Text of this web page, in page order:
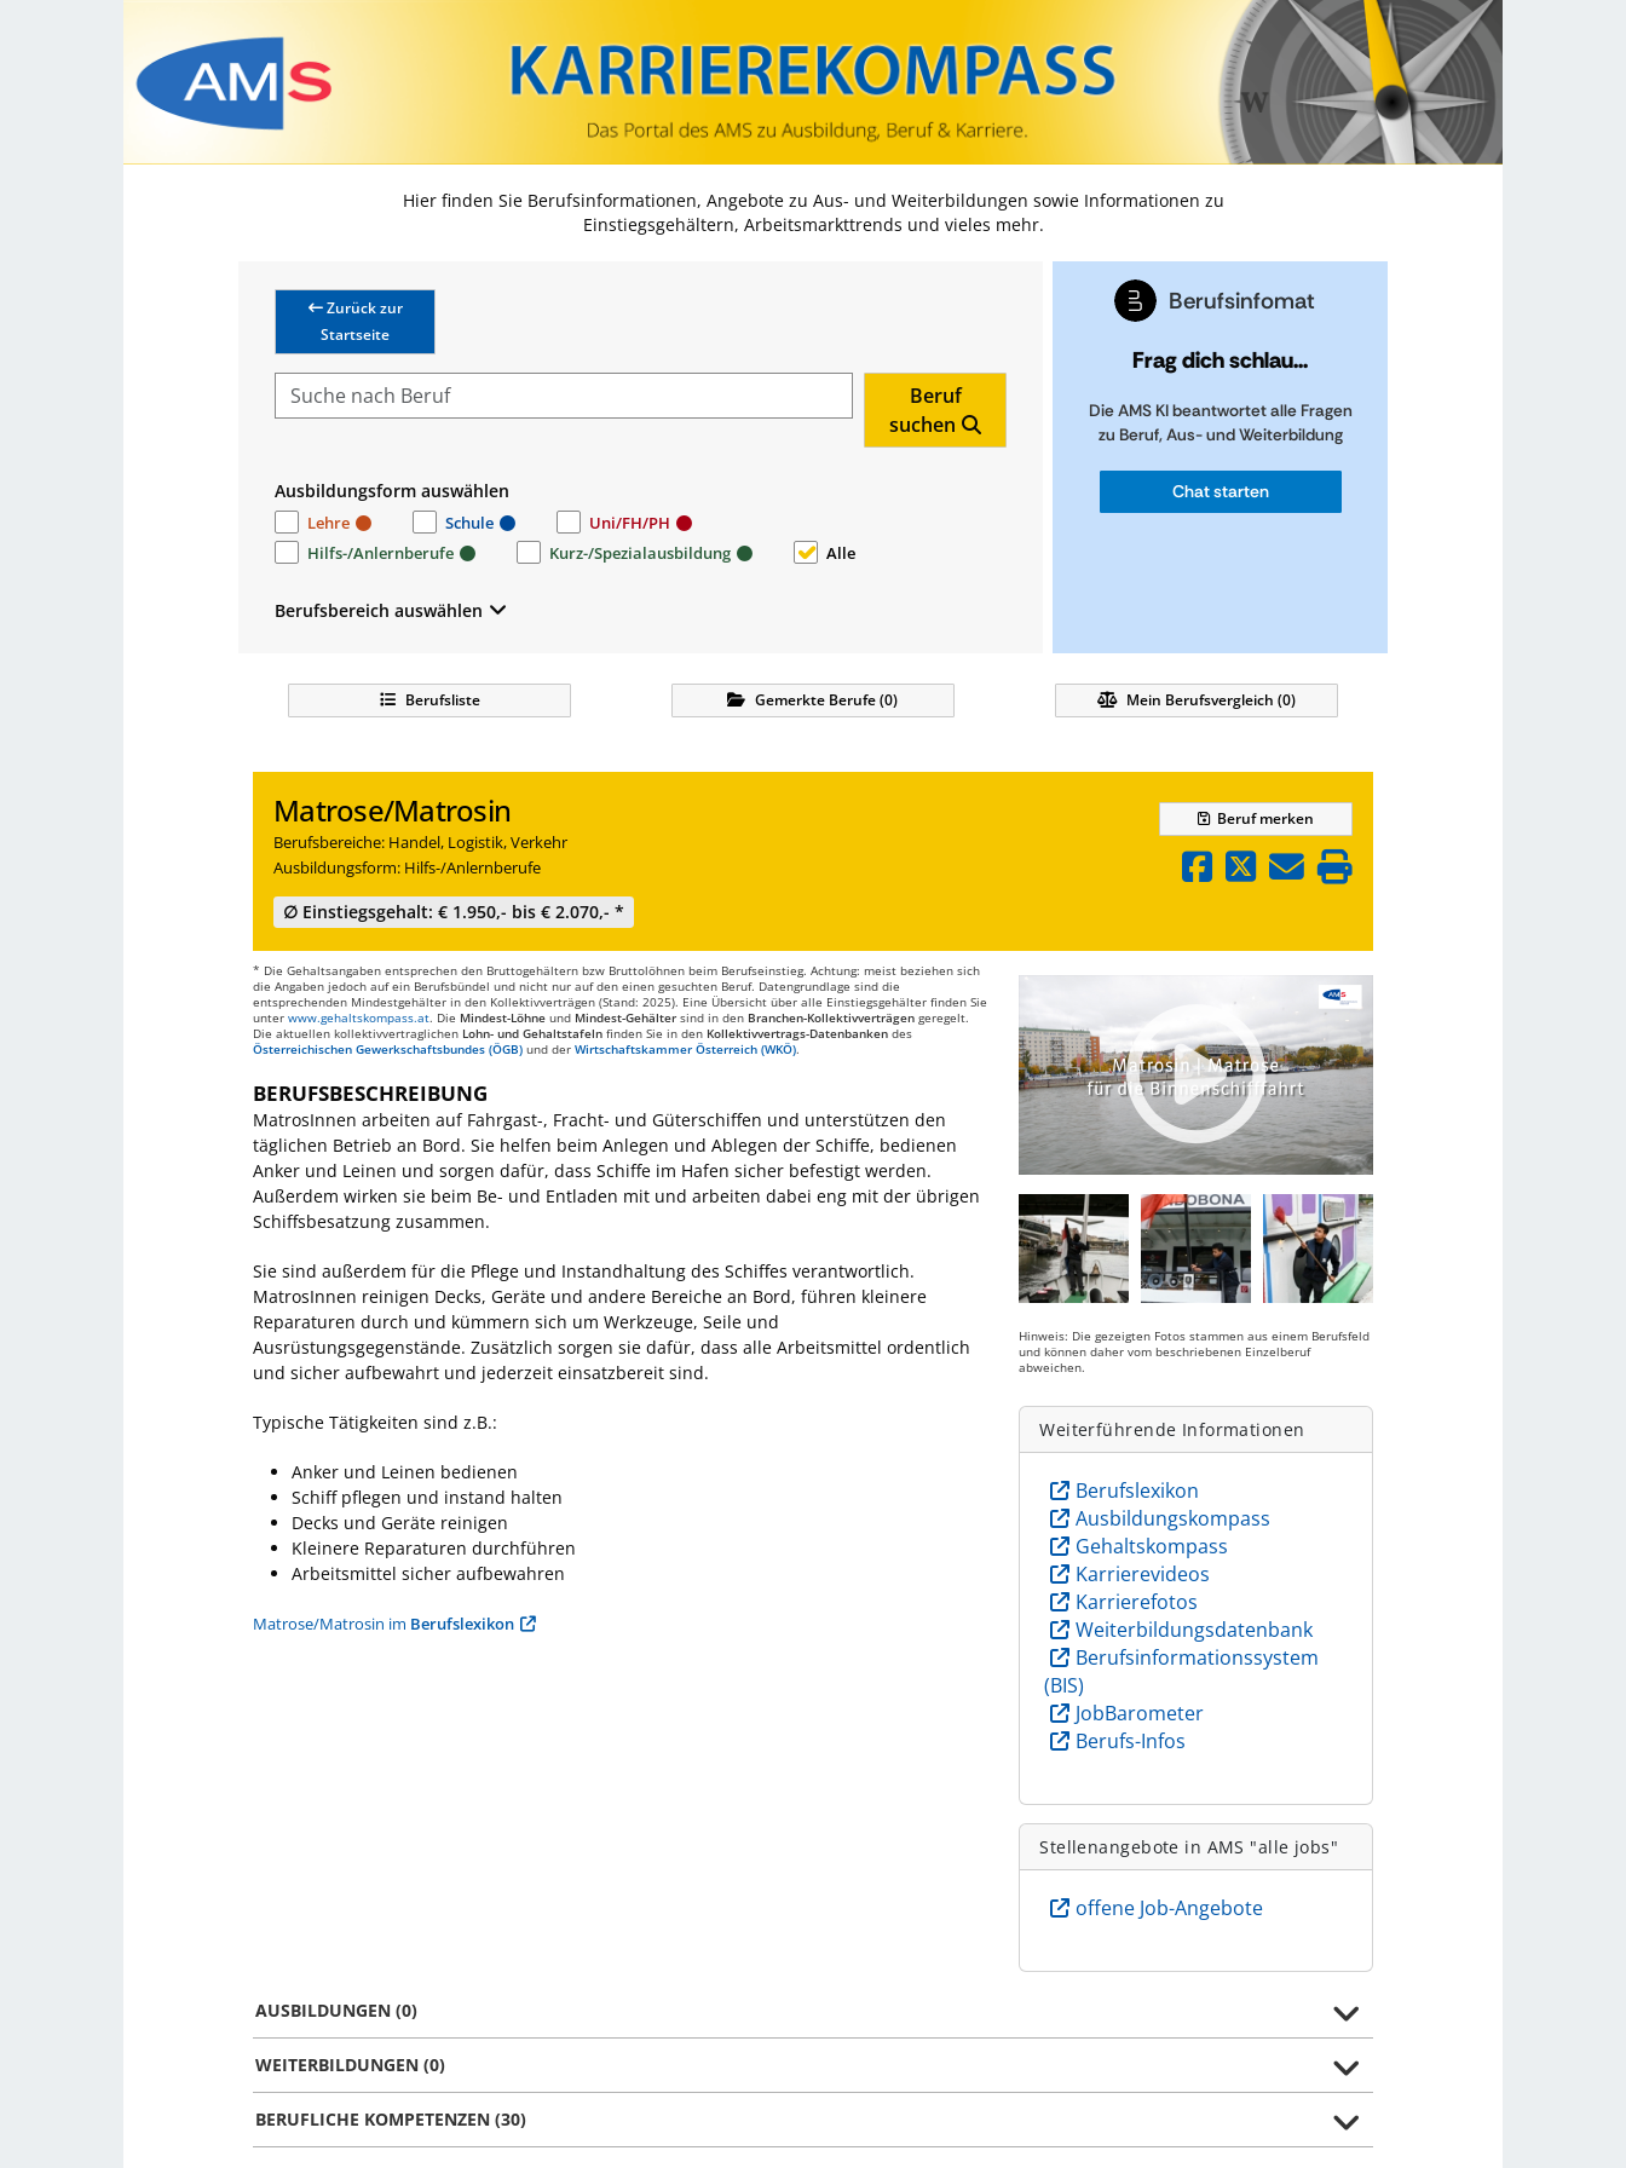
Zum Inhalt springen
Zum Navmenü springen
Zur Suche springen
Zur Footer springen
Hier finden Sie Berufsinformationen, Angebote zu Aus- und Weiterbildungen sowie Informationen zu
Einstiegsgehältern, Arbeitsmarkttrends und vieles mehr.
Zurück zur
Startseite
Beruf
suchen
Ausbildungsform auswählen
Lehre Schule
Uni/FH/PH
Hilfs-/Anlernberufe
Kurz-/Spezialausbildung Alle
Berufsbereich auswählen
Berufsinfomat
Frag dich schlau...
Die AMS KI beantwortet alle Fragen
zu Beruf, Aus- und Weiterbildung
Chat starten
Berufsliste Gemerkte Berufe(0) Mein Berufsvergleich (0)
Matrose/Matrosin
Berufsbereiche: Handel, Logistik, Verkehr
Ausbildungsform: Hilfs-/Anlernberufe
∅ Einstiegsgehalt: € 1.950,- bis € 2.070,- *
Berufmerken
* Die Gehaltsangaben entsprechen den Bruttogehältern bzw Bruttolöhnen beim Berufseinstieg. Achtung: meist beziehen sich
die Angaben jedoch auf ein Berufsbündel und nicht nur auf den einen gesuchten Beruf. Datengrundlage sind die
entsprechenden Mindestgehälter in den Kollektivverträgen (Stand: 2025). Eine Übersicht über alle Einstiegsgehälter finden Sie
unter www.gehaltskompass.at. Die Mindest-Löhne und Mindest-Gehälter sind in den Branchen-Kollektivverträgen geregelt.
Die aktuellen kollektivvertraglichen Lohn- und Gehaltstafeln finden Sie in den Kollektivvertrags-Datenbanken des
Österreichischen Gewerkschaftsbundes (ÖGB) und der Wirtschaftskammer Österreich (WKÖ).
BERUFSBESCHREIBUNG
MatrosInnen arbeiten auf Fahrgast-, Fracht- und Güterschiffen und unterstützen den
täglichen Betrieb an Bord. Sie helfen beim Anlegen und Ablegen der Schiffe, bedienen
Anker und Leinen und sorgen dafür, dass Schiffe im Hafen sicher befestigt werden.
Außerdem wirken sie beim Be- und Entladen mit und arbeiten dabei eng mit der übrigen
Schiffsbesatzung zusammen.
Sie sind außerdem für die Pflege und Instandhaltung des Schiffes verantwortlich.
MatrosInnen reinigen Decks, Geräte und andere Bereiche an Bord, führen kleinere
Reparaturen durch und kümmern sich um Werkzeuge, Seile und
Ausrüstungsgegenstände. Zusätzlich sorgen sie dafür, dass alle Arbeitsmittel ordentlich
und sicher aufbewahrt und jederzeit einsatzbereit sind.
Typische Tätigkeiten sind z.B.:
Anker und Leinen bedienen
Schiff pflegen und instand halten
Decks und Geräte reinigen
Kleinere Reparaturen durchführen
Arbeitsmittel sicher aufbewahren
Matrose/Matrosin im Berufslexikon
Hinweis: Die gezeigten Fotos stammen aus einem Berufsfeld
und können daher vom beschriebenen Einzelberuf
abweichen.
Weiterführende Informationen
Berufslexikon
Ausbildungskompass
Gehaltskompass
Karrierevideos
Karrierefotos
Weiterbildungsdatenbank
Berufsinformationssystem
(BIS)
JobBarometer
Berufs-Infos
Stellenangebote in AMS "alle jobs"
offene Job-Angebote
AUSBILDUNGEN (0)
WEITERBILDUNGEN (0)
BERUFLICHE KOMPETENZEN (30)